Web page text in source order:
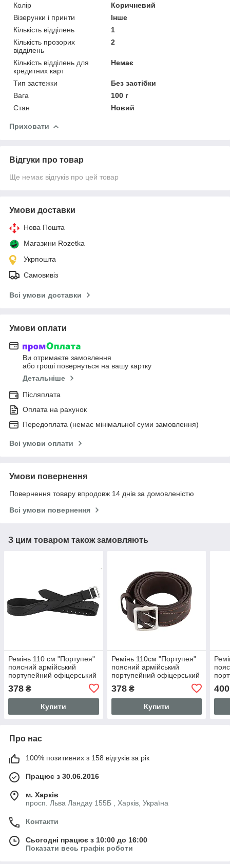
Колір
Коричневий
Візерунки і принти
Інше
Кількість відділень
1
Кількість прозорих
відділень
2
Кількість відділень для
кредитних карт
Немає
Тип застежки
Без застібки
Вага
100 г
Стан
Новий
Приховати
Відгуки про товар
Ще немає відгуків про цей товар
Умови доставки
Нова Пошта
Магазини Rozetka
Укрпошта
Самовивіз
Всі умови доставки
Умови оплати
Ви отримаєте замовлення
або гроші повернуться на вашу картку
Детальніше
Післяплата
Оплата на рахунок
Передоплата (немає мінімальної суми замовлення)
Всі умови оплати
Умови повернення
Повернення товару впродовж 14 днів за домовленістю
Всі умови повернення
З цим товаром також замовляють
Ремінь 110 см "Портупея"
поясний армійський
портупейний офіцерський
чорний)
378 ₴
Купити
Ремінь 110см "Портупея"
поясний армійський
портупейний офіцерський
коричневий) 885 SV
378₴
Купити
400
Про нас
100% позитивних з 158 відгуків за рік
Працює з 30.06.2016
м. Харків
просп. Льва Ландау 155Б , Харків, Україна
Контакти
Сьогодні працює з 10:00 до 16:00
Показати весь графік роботи